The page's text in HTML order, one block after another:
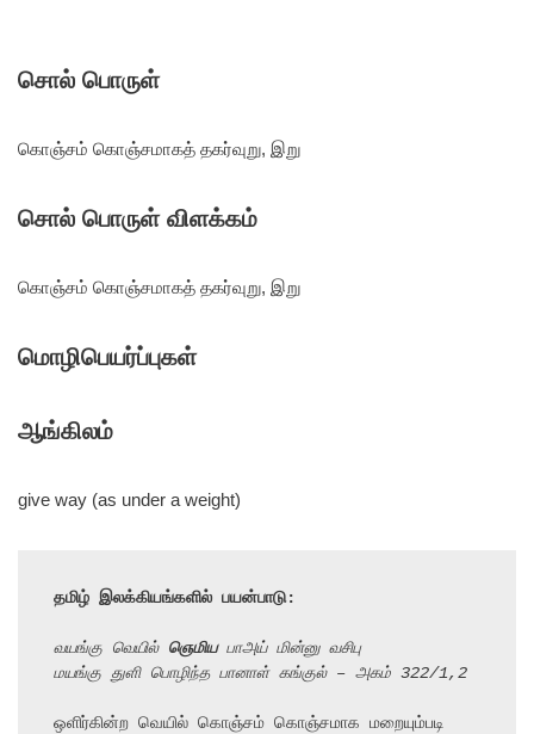
சொல் பொருள்
கொஞ்சம் கொஞ்சமாகத் தகர்வுறு, இறு
சொல் பொருள் விளக்கம்
கொஞ்சம் கொஞ்சமாகத் தகர்வுறு, இறு
மொழிபெயர்ப்புகள்
ஆங்கிலம்
give way (as under a weight)
தமிழ் இலக்கியங்களில் பயன்பாடு:
வயங்கு வெயில் ஞெமிய பாஅய் மின்னு வசிபு
மயங்கு துளி பொழிந்த பானாள் கங்குல் – அகம் 322/1,2
ஒளிர்கின்ற வெயில் கொஞ்சம் கொஞ்சமாக மறையும்படி